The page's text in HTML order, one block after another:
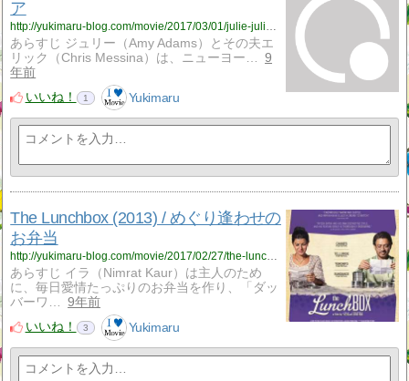
ア
http://yukimaru-blog.com/movie/2017/03/01/julie-julia-2009-%e3%82%b8%e3%83%a5%e3%83%aa%e3%83%bc%e3%82%b8%e3%83%a5%e3%83%aa%e3%82%a2/
あらすじ ジュリー（Amy Adams）とその夫エ
リック（Chris Messina）は、ニューヨー…
9
年前
いいね！
1 Yukimaru
The Lunchbox (2013) / めぐり逢わせの
お弁当
http://yukimaru-blog.com/movie/2017/02/27/the-lunchbox-2013-%e3%82%81%e3%81%90%e3%82%8a%e9%80%a2%e3%82%8f%e3%81%9b%e3%81%ae%e3%81%8a%e5%bc%81%e5%bd%93/
あらすじ イラ（Nimrat Kaur）は主人のため
に、毎日愛情たっぷりのお弁当を作り、「ダッ
バーワ…
9年前
いいね！
3 Yukimaru